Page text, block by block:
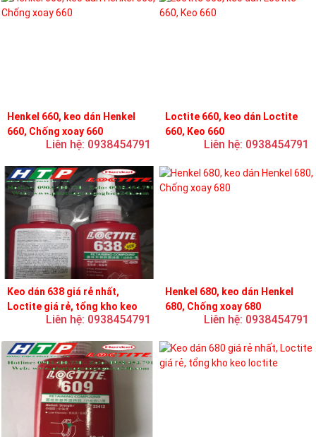
Henkel 660, keo dán Henkel
660, Chống xoay 660
Liên hệ: 0938454791
Loctite 660, keo dán Loctite
660, Keo 660
Liên hệ: 0938454791
Keo dán 638 giá rẻ nhất,
Loctite giá rẻ, tổng kho keo
Liên hệ: 0938454791
Henkel 680, keo dán Henkel
680, Chống xoay 680
Liên hệ: 0938454791